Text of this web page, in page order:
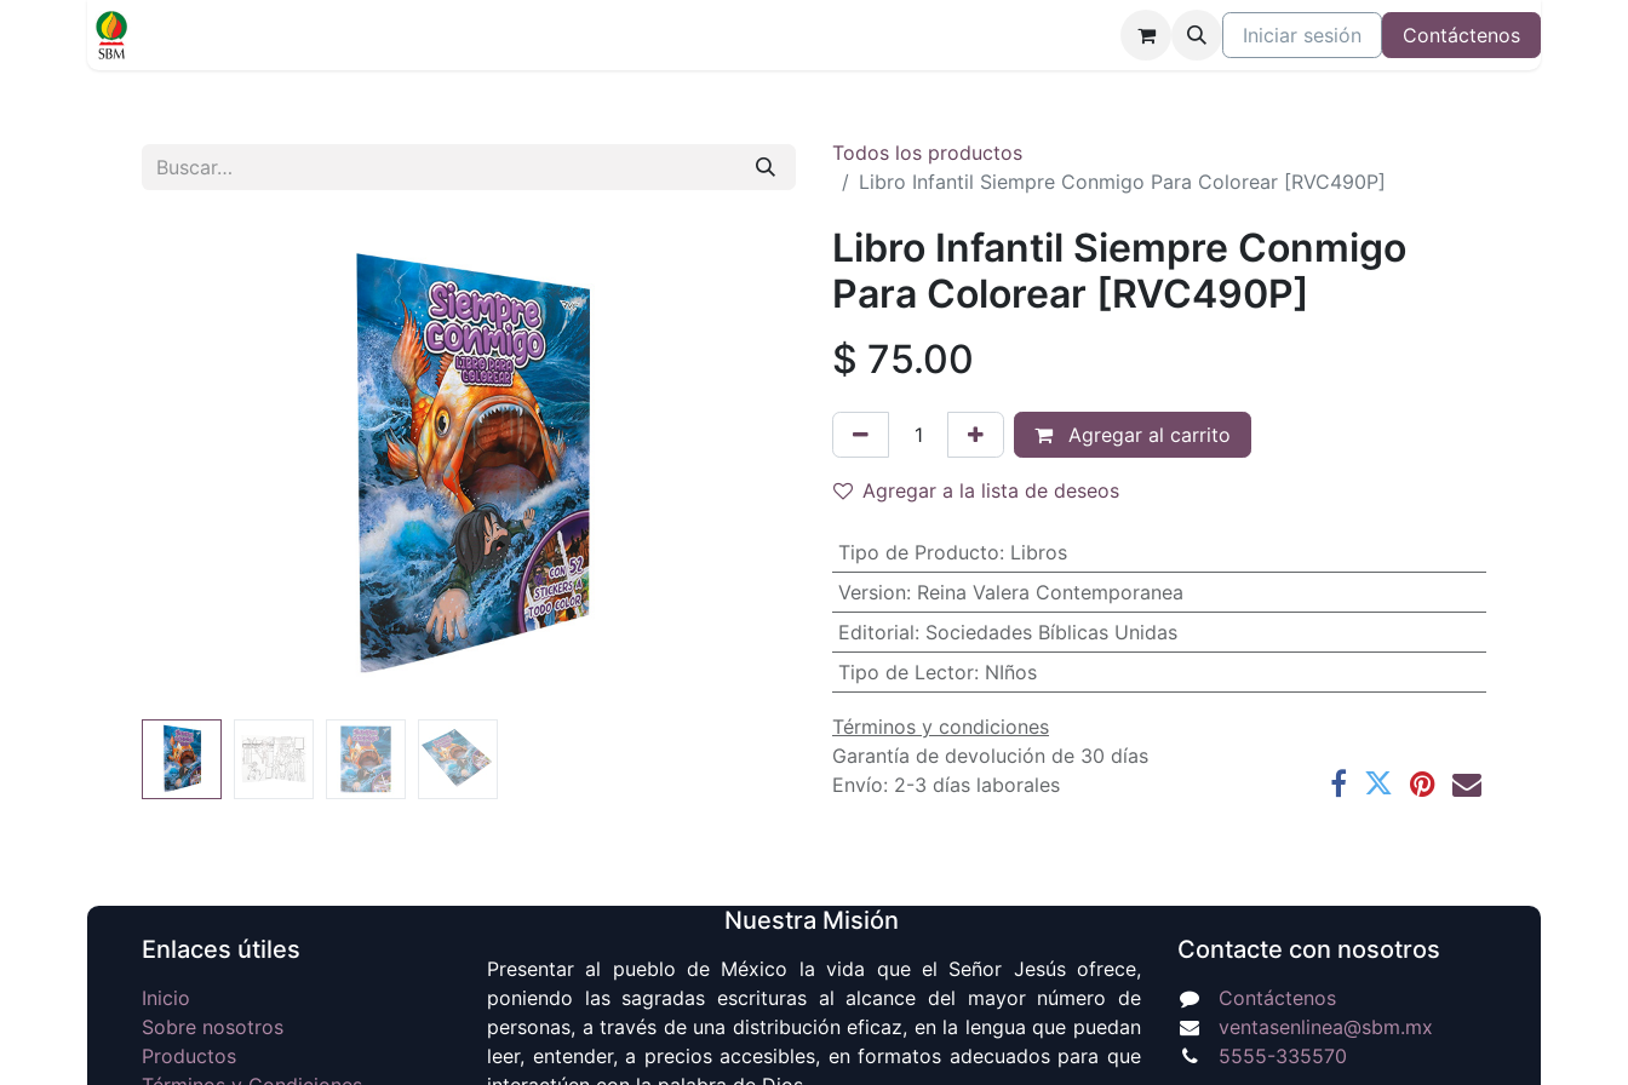
Iniciar sesión Contáctenos
Todos los productos
Libro Infantil Siempre Conmigo Para Colorear [RVC490P]
Libro Infantil Siempre Conmigo
Para Colorear [RVC490P]
$ 75.00
Agregar al carrito
Agregar a la lista de deseos
Tipo de Producto: Libros
Version: Reina Valera Contemporanea
Editorial: Sociedades Bíblicas Unidas
Tipo de Lector: NIños
Términos y condiciones
Garantía de devolución de 30 días
Envío: 2-3 días laborales
Enlaces útiles
Inicio
Sobre nosotros
Productos
Nuestra Misión
Presentar al pueblo de México la vida que el Señor Jesús ofrece,
poniendo las sagradas escrituras al alcance del mayor número de
personas, a través de una distribución eficaz, en la lengua que puedan
leer, entender, a precios accesibles, en formatos adecuados para que
Contacte con nosotros
Contáctenos
ventasenlinea@sbm.mx
5555-335570